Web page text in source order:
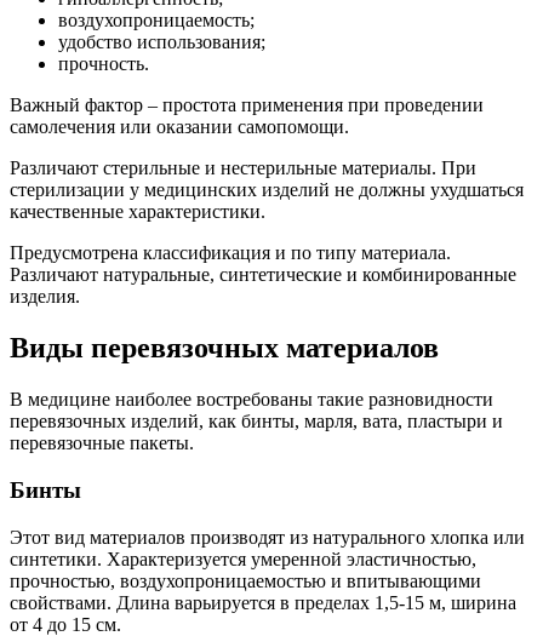
воздухопроницаемость;
удобство использования;
прочность.
Важный фактор – простота применения при проведении
самолечения или оказании самопомощи.
Различают стерильные и нестерильные материалы. При
стерилизации у медицинских изделий не должны ухудшаться
качественные характеристики.
Предусмотрена классификация и по типу материала.
Различают натуральные, синтетические и комбинированные
изделия.
Виды перевязочных материалов
В медицине наиболее востребованы такие разновидности
перевязочных изделий, как бинты, марля, вата, пластыри и
перевязочные пакеты.
Бинты
Этот вид материалов производят из натурального хлопка или
синтетики. Характеризуется умеренной эластичностью,
прочностью, воздухопроницаемостью и впитывающими
свойствами. Длина варьируется в пределах 1,5-15 м, ширина
от 4 до 15 см.